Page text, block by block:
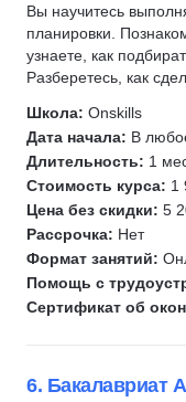
Вы научитесь
планировки.
узнаете, как
Разберетесь, как
Школа: Onskills
Дата начала: В
Длительность: 1
Стоимость курса: 1
Цена без скидки: 5
Рассрочка: Нет
Формат занятий:
Помощь с
Сертификат об
6. Бакалавриат